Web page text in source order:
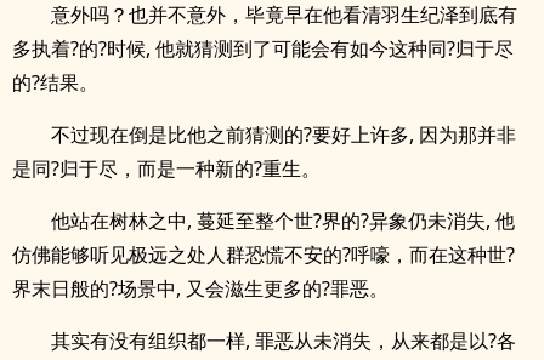
意外吗？也并不意外，毕竟早在他看清羽生纪泽到底有
多执着?的?时候, 他就猜测到了可能会有如今这种同?归于尽
的?结果。
不过现在倒是比他之前猜测的?要好上许多, 因为那并非
是同?归于尽，而是一种新的?重生。
他站在树林之中, 蔓延至整个世?界的?异象仍未消失, 他
仿佛能够听见极远之处人群恐慌不安的?呼嚎，而在这种世?
界末日般的?场景中, 又会滋生更多的?罪恶。
其实有没有组织都一样, 罪恶从未消失，从来都是以?各